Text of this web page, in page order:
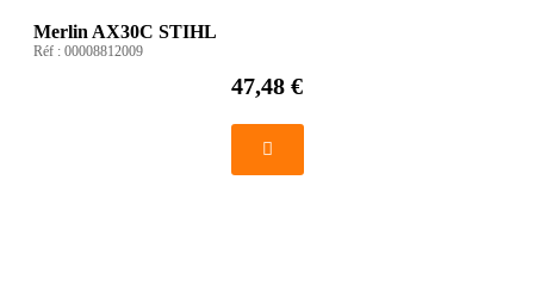
Merlin AX30C STIHL
Réf : 00008812009
47,48 €